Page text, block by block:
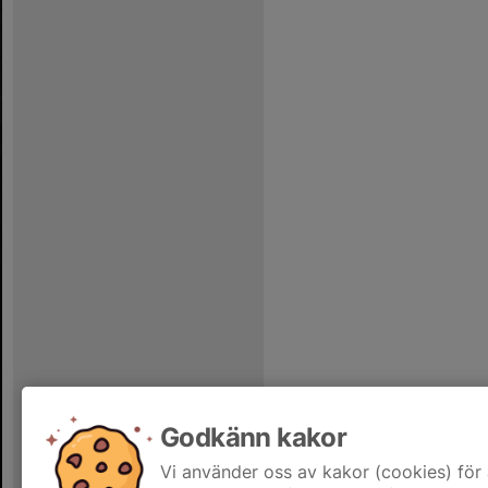
Godkänn kakor
Vi använder oss av kakor (cookies)